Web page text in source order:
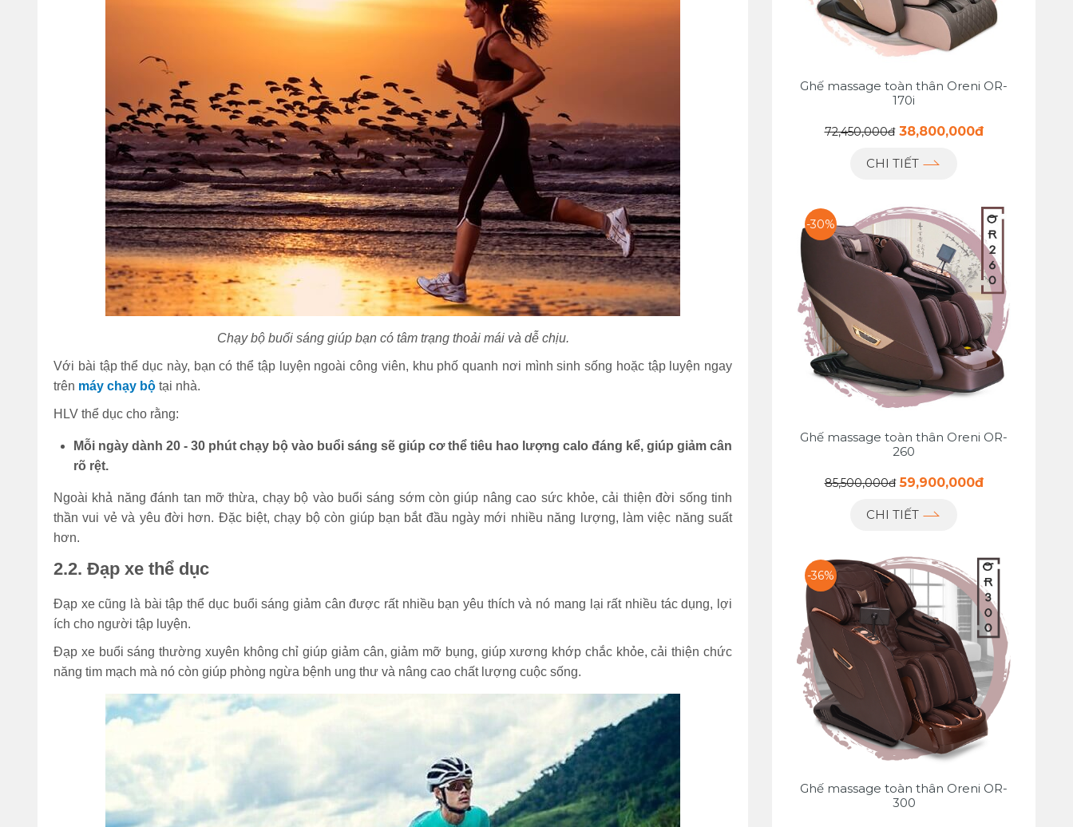
Chạy bộ buổi sáng giúp bạn có tâm trạng thoải mái và dễ chịu.
Với bài tập thể dục này, bạn có thể tập luyện ngoài công viên, khu phố quanh nơi mình sinh sống hoặc tập luyện ngay
trên máy chạy bộ tại nhà.
HLV thể dục cho rằng:
Mỗi ngày dành 20 - 30 phút chạy bộ vào buổi sáng sẽ giúp cơ thể tiêu hao lượng calo đáng kể, giúp giảm cân
rõ rệt.
Ngoài khả năng đánh tan mỡ thừa, chạy bộ vào buổi sáng sớm còn giúp nâng cao sức khỏe, cải thiện đời sống tinh
thần vui vẻ và yêu đời hơn. Đặc biệt, chạy bộ còn giúp bạn bắt đầu ngày mới nhiều năng lượng, làm việc năng suất
hơn.
2.2. Đạp xe thể dục
Đạp xe cũng là bài tập thể dục buổi sáng giảm cân được rất nhiều bạn yêu thích và nó mang lại rất nhiều tác dụng, lợi
ích cho người tập luyện.
Đạp xe buổi sáng thường xuyên không chỉ giúp giảm cân, giảm mỡ bụng, giúp xương khớp chắc khỏe, cải thiện chức
năng tim mạch mà nó còn giúp phòng ngừa bệnh ung thư và nâng cao chất lượng cuộc sống.
Ghế massage toàn thân Oreni OR-
170i
72,450,000đ 38,800,000đ
CHI TIẾT
-30%
Ghế massage toàn thân Oreni OR-
260
85,500,000đ 59,900,000đ
CHI TIẾT
-36%
Ghế massage toàn thân Oreni OR-
300